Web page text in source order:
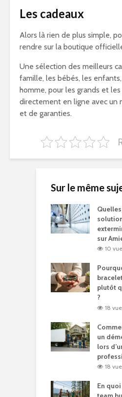
Les cadeaux
Alors là rien de plus simple,
rendre sur la boutique
Une sélection des meilleurs
famille, les bébés, les
homme, pour les grands et
directement en ligne avec un
et de garanties.
Sur le même
sur
10
plutôt
?
18
un
lors
18
En